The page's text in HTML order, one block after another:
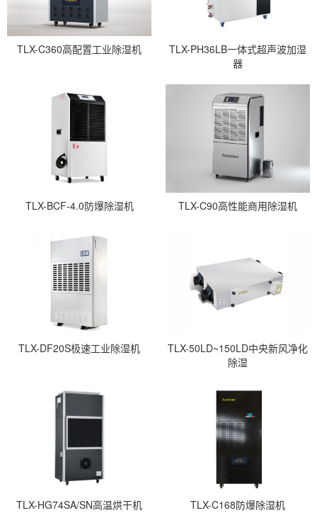
TLX-C360高配置工业除湿机
TLX-PH36LB一体式超声波加湿
器
TLX-BCF-4.0防爆除湿机 TLX-C90高性能商用除湿机
TLX-DF20S极速工业除湿机
TLX-50LD~150LD中央新风净化
除湿
TLX-HG74SA/SN高温烘干机 TLX-C168防爆除湿机